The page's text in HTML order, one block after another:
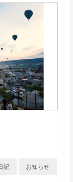
お知らせ
記